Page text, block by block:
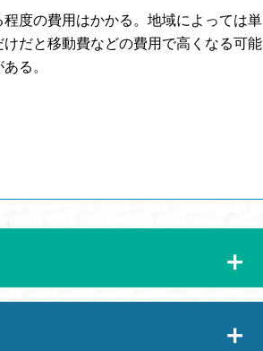
程度の費用はかかる。地域によっては単
けだと移動費などの費用で高くなる可能
る。